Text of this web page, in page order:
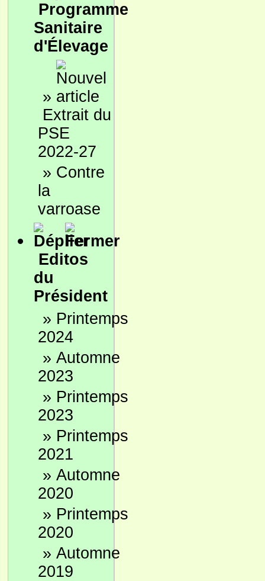
Programme
Sanitaire
d'Élevage
»
Extrait du
PSE
2022-27
» Contre
la
varroase
Editos
du
Président
» Printemps
2024
» Automne
2023
» Printemps
2023
» Printemps
2021
» Automne
2020
» Printemps
2020
» Automne
2019